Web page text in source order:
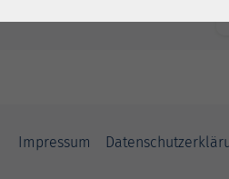
Impressum